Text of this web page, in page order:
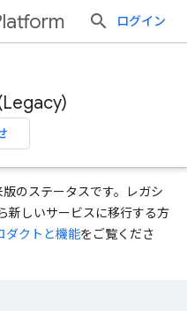
ログイン
のステータスです。レガシ
新しいサービスに移行する方
ダクトと機能をご覧くださ